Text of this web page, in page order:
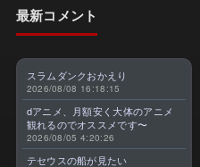
最新コメント
スラムダンクおかえり
2026/08/08 16:18:15
dアニメ、月額安く大体のアニメ
観れるのでオススメです〜
2026/08/05 4:20:26
テセウスの船が見たい